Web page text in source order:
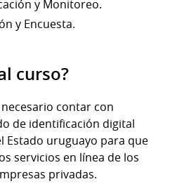
y Monitoreo.
y Encuesta.
curso?
contar con
de identificación digital
Estado uruguayo para que
servicios en línea de los
privadas.